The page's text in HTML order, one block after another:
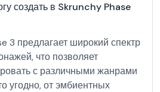
создать в Skrunchy Phase
3 предлагает широкий спектр
что позволяет
с различными жанрами
угодно, от эмбиентных